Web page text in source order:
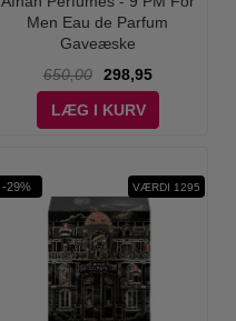
Men Eau de Parfum
Gaveæske
650,00
298,95
LÆG I KURV
-29% VÆRDI 1295